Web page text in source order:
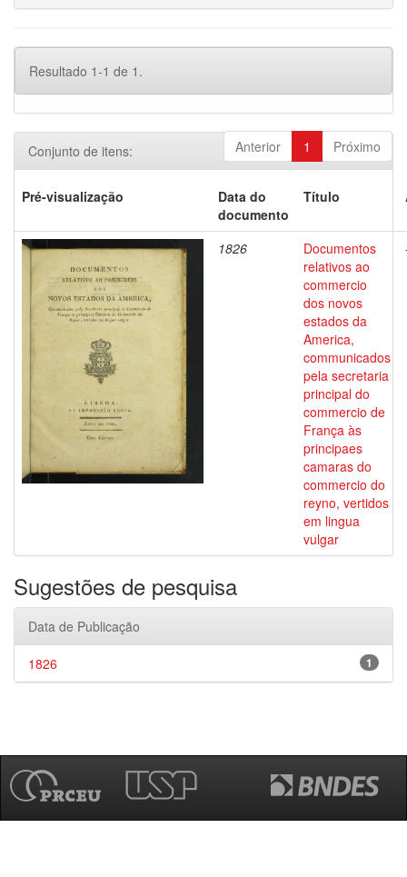
Resultado 1-1 de 1.
Anterior 1 Próximo
Conjunto de itens:
Pré-visualização
Data do
documento
Título
1826
Documentos
relativos ao
commercio
dos novos
estados da
America,
communicados
pela secretaria
principal do
commercio de
França às
principaes
camaras do
commercio do
reyno, vertidos
em lingua
vulgar
Sugestões de pesquisa
Data de Publicação
1
1826